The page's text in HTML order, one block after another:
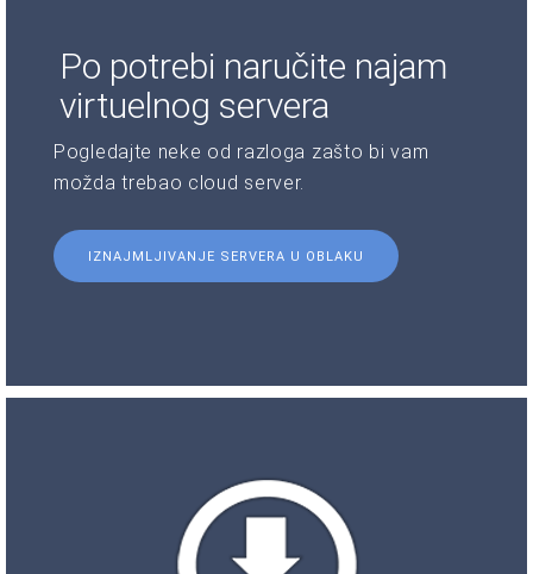
Po potrebi naručite najam
virtuelnog servera
Pogledajte neke od razloga zašto bi vam
možda trebao cloud server.
IZNAJMLJIVANJE SERVERA U OBLAKU